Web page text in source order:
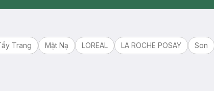
Trang Mặt Nạ LOREAL LA ROCHE POSAY
Son